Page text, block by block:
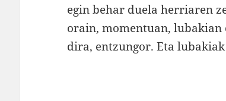
egin behar duela herriaren
orain, momentuan, lubakian
dira, entzungor. Eta